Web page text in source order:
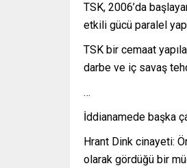
TSK, 2006’da
etkili gücü paralel
TSK bir cemaat
darbe ve iç savaş
…
İddianamede başka
Hrant Dink cinayeti:
olarak gördüğü bir